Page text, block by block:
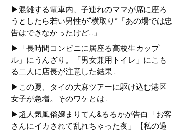
▶混雑する電車内、子連れのママが席に座ろ
うとしたら若い男性が“横取り”「あの場では忠
告はできなかったけど...」
▶「長時間コンビニに居座る高校生カップ
ル」にうんざり。「男女兼用トイレ」にこも
る二人に店長が注意した結果...
▶この夏、タイの大麻ツアーに駆け込む港区
女子が急増。そのワケとは...
▶超人気風俗嬢まりてん&るるかが告白「お客
さんにイカされて乱れちゃった夜」【私の過